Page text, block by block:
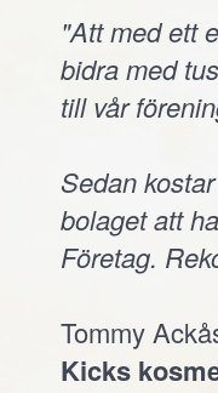
"Att med ett
bidra med
till vår
Sedan
bolaget att
Företag.
Tommy
Kicks